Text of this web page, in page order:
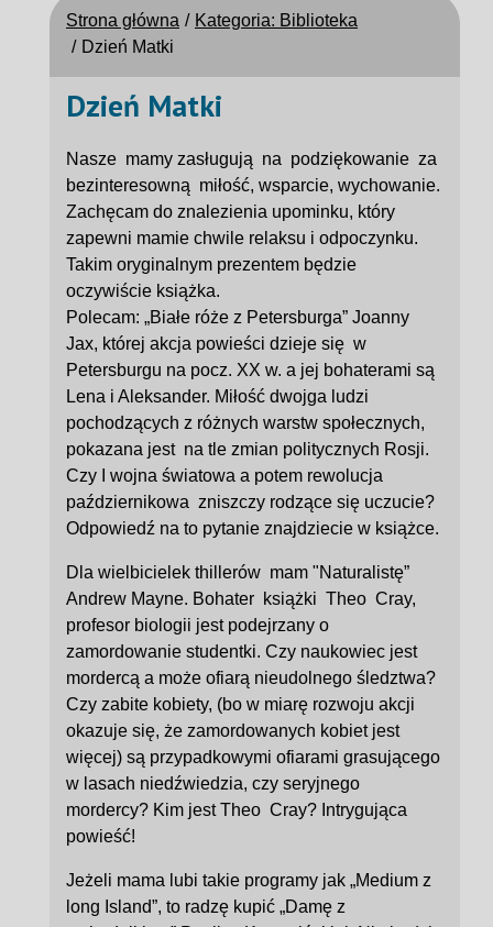
Strona główna
Kategoria: Biblioteka
Dzień Matki
Dzień Matki
Nasze mamy zasługują na podziękowanie za
bezinteresowną miłość, wsparcie, wychowanie.
Zachęcam do znalezienia upominku, który
zapewni mamie chwile relaksu i odpoczynku.
Takim oryginalnym prezentem będzie
oczywiście książka.
Polecam: „Białe róże z Petersburga” Joanny
Jax, której akcja powieści dzieje się w
Petersburgu na pocz. XX w. a jej bohaterami są
Lena i Aleksander. Miłość dwojga ludzi
pochodzących z różnych warstw społecznych,
pokazana jest na tle zmian politycznych Rosji.
Czy I wojna światowa a potem rewolucja
październikowa zniszczy rodzące się uczucie?
Odpowiedź na to pytanie znajdziecie w książce.
Dla wielbicielek thillerów mam "Naturalistę”
Andrew Mayne. Bohater książki Theo Cray,
profesor biologii jest podejrzany o
zamordowanie studentki. Czy naukowiec jest
mordercą a może ofiarą nieudolnego śledztwa?
Czy zabite kobiety, (bo w miarę rozwoju akcji
okazuje się, że zamordowanych kobiet jest
więcej) są przypadkowymi ofiarami grasującego
w lasach niedźwiedzia, czy seryjnego
mordercy? Kim jest Theo Cray? Intrygująca
powieść!
Jeżeli mama lubi takie programy jak „Medium z
long Island”, to radzę kupić „Damę z